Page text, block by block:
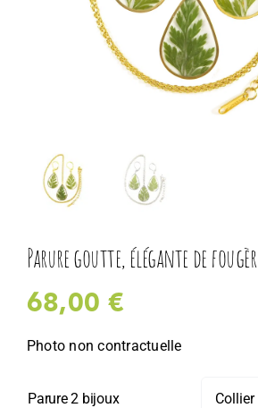
Parure goutte, élégante de
68,00€
Photo non contractuelle
Parure 2 bijoux